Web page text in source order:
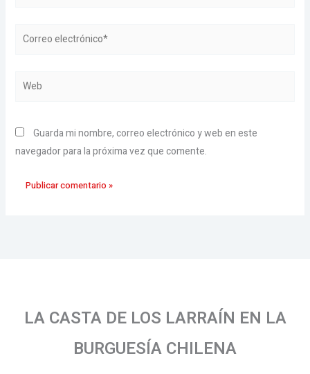
Correo
Web
Guarda mi nombre, correo electrónico y web en este
navegador para la próxima vez que comente.
LA CASTA DE LOS LARRAÍN EN LA
BURGUESÍA CHILENA